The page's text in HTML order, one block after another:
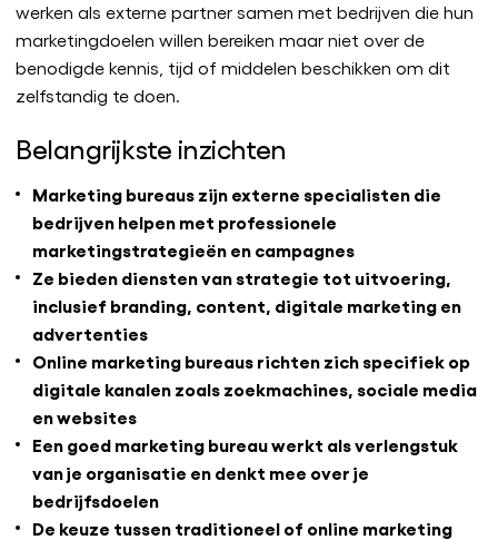
werken als externe partner samen met bedrijven die hun
marketingdoelen willen bereiken maar niet over de
benodigde kennis, tijd of middelen beschikken om dit
zelfstandig te doen.
Belangrijkste inzichten
Marketing bureaus zijn externe specialisten die
bedrijven helpen met professionele
marketingstrategieën en campagnes
Ze bieden diensten van strategie tot uitvoering,
inclusief branding, content, digitale marketing en
advertenties
Online marketing bureaus richten zich specifiek op
digitale kanalen zoals zoekmachines, sociale media
en websites
Een goed marketing bureau werkt als verlengstuk
van je organisatie en denkt mee over je
bedrijfsdoelen
De keuze tussen traditioneel of online marketing